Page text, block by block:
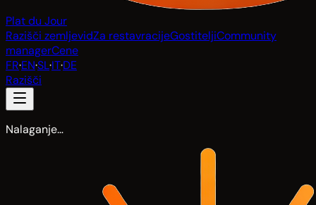
Plat du Jour
Razišči zemljevidZa restavracijeGostiteljiCommunity
managerCene
FR·EN·SL·IT·DE
Razišči
Nalaganje…